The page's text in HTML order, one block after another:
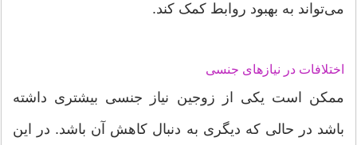
می‌تواند به بهبود روابط کمک کند.
اختلافات در نیازهای جنسی
ممکن است یکی از زوجین نیاز جنسی بیشتری داشته
باشد در حالی که دیگری به دنبال کاهش آن باشد. در این